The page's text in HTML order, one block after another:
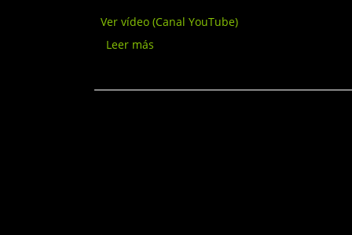
Ver vídeo (Canal YouTube)
Leer más
Calar Alto